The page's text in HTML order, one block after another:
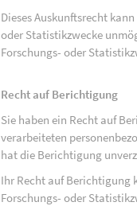
Dieses Auskunftsrecht
oder Statistikzwecke
Forschungs- oder
Recht auf Berichtigung
Sie haben ein Recht auf
verarbeiteten
hat die Berichtigung
Ihr Recht auf Berichtigung
Forschungs- oder